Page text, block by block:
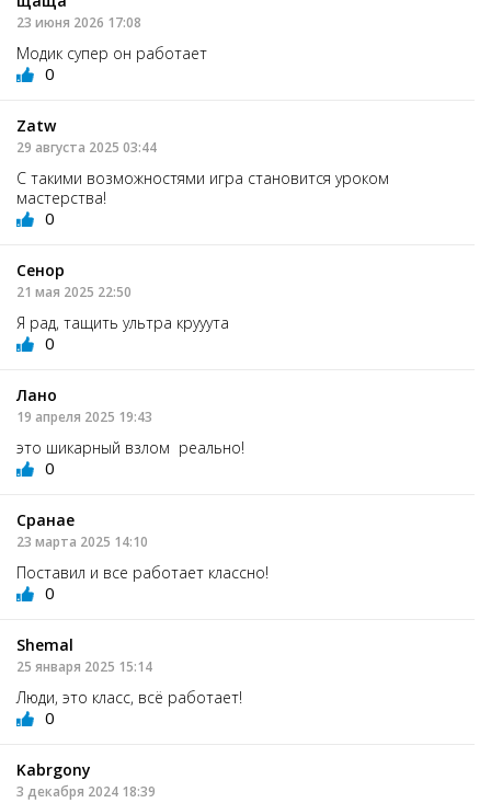
23 июня 2026 17:08
Модик супер он работает
0
Zatw
29 августа 2025 03:44
С такими возможностями игра становится уроком
мастерства!
0
Сенор
21 мая 2025 22:50
Я рад, тащить ультра крууута
0
Лано
19 апреля 2025 19:43
это шикарный взлом реально!
0
Сранае
23 марта 2025 14:10
Поставил и все работает классно!
0
Shemal
25 января 2025 15:14
Люди, это класс, всё работает!
0
Kabrgony
3 декабря 2024 18:39